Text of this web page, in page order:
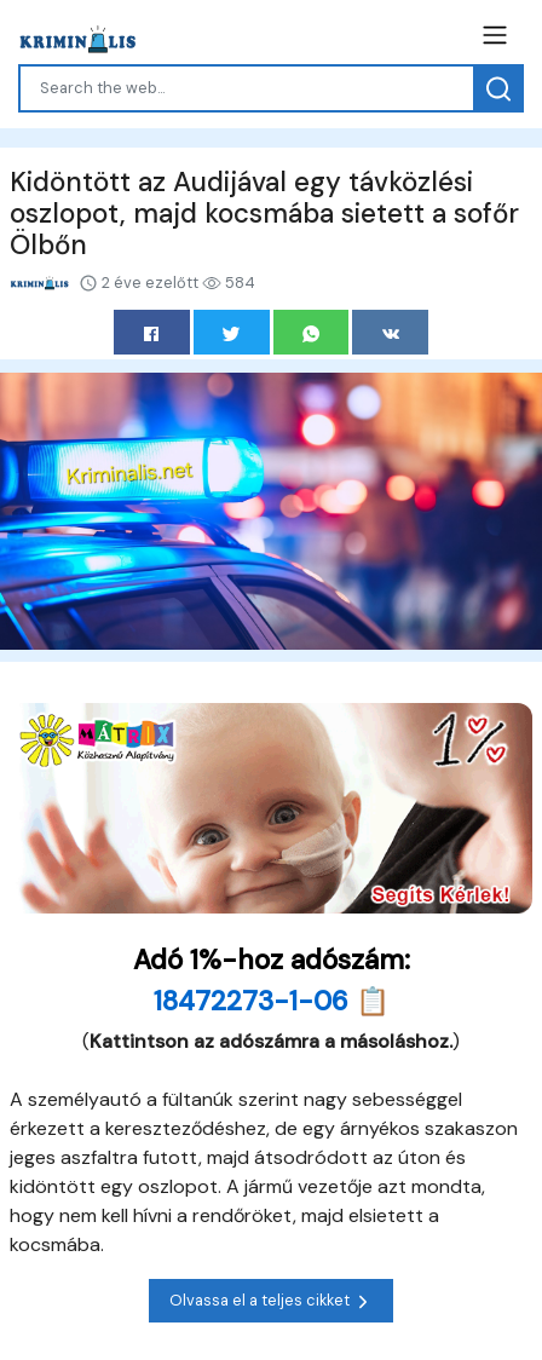
Kidöntött az Audijával egy távközlési
oszlopot, majd kocsmába sietett a sofőr
Ölbőn
2 éve ezelőtt 584
Adó 1%-hoz adószám:
18472273-1-06 📋
(Kattintson az adószámra a másoláshoz.)
A személyautó a fültanúk szerint nagy sebességgel
érkezett a kereszteződéshez, de egy árnyékos szakaszon
jeges aszfaltra futott, majd átsodródott az úton és
kidöntött egy oszlopot. A jármű vezetője azt mondta,
hogy nem kell hívni a rendőröket, majd elsietett a
kocsmába.
Olvassa el a teljes cikket